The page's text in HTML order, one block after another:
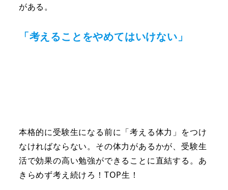
がある。
「考えることをやめてはいけない」
本格的に受験生になる前に「考える体力」をつけ
なければならない。その体力があるかが、受験生
活で効果の高い勉強ができることに直結する。あ
きらめず考え続けろ！TOP生！